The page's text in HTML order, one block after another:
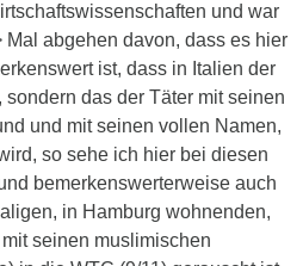
und war
Mal abgehen davon, dass es hier
ist, dass in Italien der
sondern das der Täter mit seinen
und mit seinen vollen Namen,
so sehe ich hier bei diesen
bemerkenswerterweise auch
in Hamburg wohnenden,
seinen muslimischen